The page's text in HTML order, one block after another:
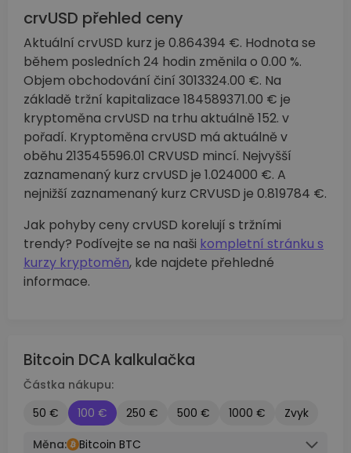
crvUSD přehled ceny
Aktuální crvUSD kurz je 0.864394 €. Hodnota se
během posledních 24 hodin změnila o 0.00 %.
Objem obchodování činí 3013324.00 €. Na
základě tržní kapitalizace 184589371.00 € je
kryptoměna crvUSD na trhu aktuálně 152. v
pořadí. Kryptoměna crvUSD má aktuálně v
oběhu 213545596.01 CRVUSD mincí. Nejvyšší
zaznamenaný kurz crvUSD je 1.024000 €. A
nejnižší zaznamenaný kurz CRVUSD je 0.819784 €.
Jak pohyby ceny crvUSD korelují s tržními
trendy? Podívejte se na naši kompletní stránku s
kurzy kryptoměn, kde najdete přehledné
informace.
Bitcoin DCA kalkulačka
Částka nákupu:
50 €
100 € 250 € 500 € 1000 €
Zvyk
Měna:
Bitcoin BTC